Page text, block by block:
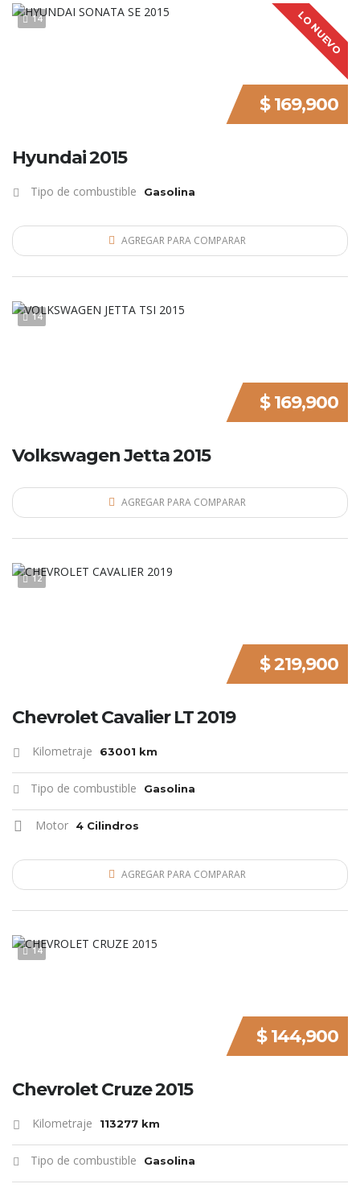
14 LO NUEVO
$ 169,900
Hyundai 2015
Tipo de combustible Gasolina
AGREGAR PARA COMPARAR
14
$ 169,900
Volkswagen Jetta 2015
AGREGAR PARA COMPARAR
12
$ 219,900
Chevrolet Cavalier LT 2019
Kilometraje 63001 km
Tipo de combustible Gasolina
Motor 4 Cilindros
AGREGAR PARA COMPARAR
14
$ 144,900
Chevrolet Cruze 2015
Kilometraje 113277 km
Tipo de combustible Gasolina